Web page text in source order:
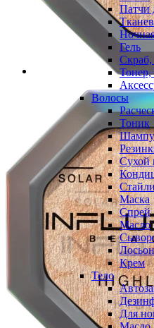
Патчи
Гель
Волосы
Тоник
Сухой
Маска
Спрей
Масло
Лосьон
Крем
Тело
Для